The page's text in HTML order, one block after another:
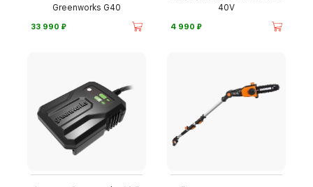
Greenworks G40
33 990 ⃏
40V
4 990 ⃏